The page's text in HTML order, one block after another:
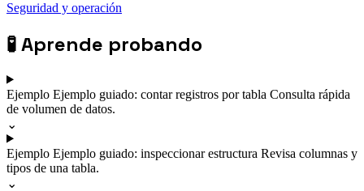
Seguridad y operación
🧪Aprende probando
Ejemplo Ejemplo guiado: contar registros por tabla Consulta rápida
de volumen de datos.
⌄
Ejemplo Ejemplo guiado: inspeccionar estructura Revisa columnas y
tipos de una tabla.
⌄